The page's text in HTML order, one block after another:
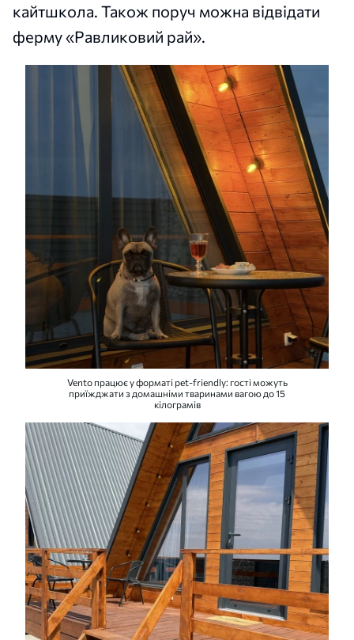
кайтшкола. Також поруч можна відвідати
ферму «Равликовий рай».
Vento працює у форматі pet-friendly: гості можуть
приїжджати з домашніми тваринами вагою до 15
кілограмів